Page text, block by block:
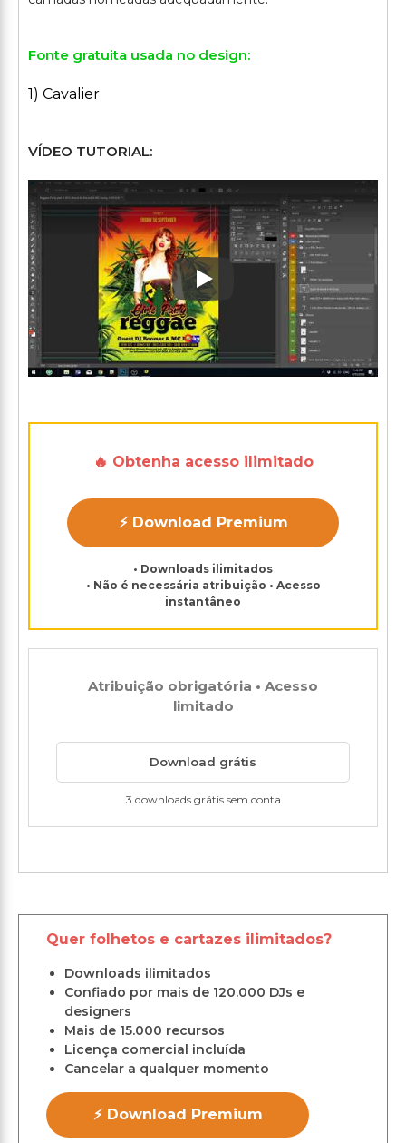
Fonte gratuita usada no design:
1) Cavalier
VÍDEO TUTORIAL:
Play: Keynote (Google I/O
🔥 Obtenha acesso ilimitado
⚡ Download Premium
• Downloads ilimitados
• Não é necessária atribuição • Acesso
instantâneo
Atribuição obrigatória • Acesso
limitado
Download grátis
3 downloads grátis sem conta
Quer folhetos e cartazes ilimitados?
Downloads ilimitados
Confiado por mais de 120.000 DJs e
designers
Mais de 15.000 recursos
Licença comercial incluída
Cancelar a qualquer momento
⚡ Download Premium